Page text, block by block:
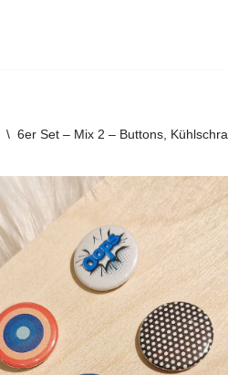
\ 6er Set – Mix 2 – Buttons,